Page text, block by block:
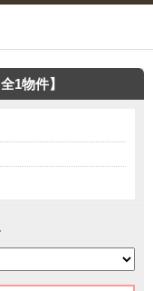
1物件】